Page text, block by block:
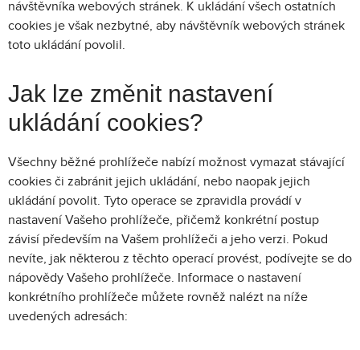
návštěvníka webových stránek. K ukládání všech ostatních
cookies je však nezbytné, aby návštěvník webových stránek
toto ukládání povolil.
Jak lze změnit nastavení
ukládání cookies?
Všechny běžné prohlížeče nabízí možnost vymazat stávající
cookies či zabránit jejich ukládání, nebo naopak jejich
ukládání povolit. Tyto operace se zpravidla provádí v
nastavení Vašeho prohlížeče, přičemž konkrétní postup
závisí především na Vašem prohlížeči a jeho verzi. Pokud
nevíte, jak některou z těchto operací provést, podívejte se do
nápovědy Vašeho prohlížeče. Informace o nastavení
konkrétního prohlížeče můžete rovněž nalézt na níže
uvedených adresách: